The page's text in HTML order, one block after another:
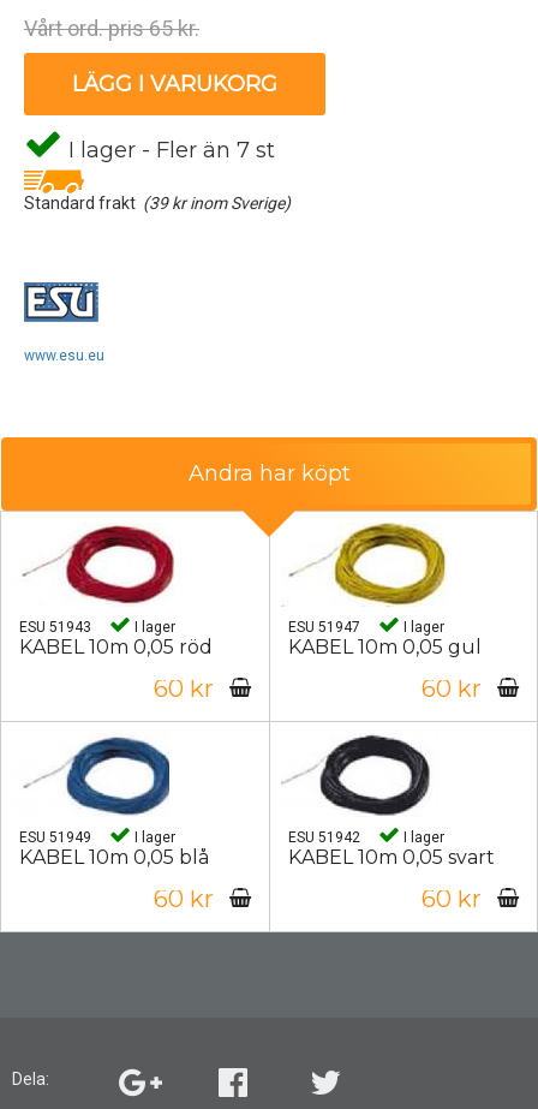
Vårt ord. pris 65 kr.
LÄGG I VARUKORG
I lager - Fler än 7 st
Standard frakt (39 kr inom Sverige)
www.esu.eu
Andra har köpt
ESU 51943 I lager
KABEL 10m 0,05 röd
60 kr
ESU 51947 I lager
KABEL 10m 0,05 gul
60 kr
ESU 51949 I lager
KABEL 10m 0,05 blå
60 kr
ESU 51942 I lager
KABEL 10m 0,05 svart
60 kr
Dela: